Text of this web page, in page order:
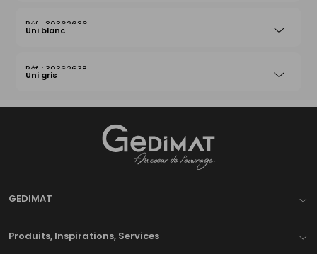
30362636
Uni blanc
30362638
Uni gris
GEDIMAT
Produits, Inspirations, Services